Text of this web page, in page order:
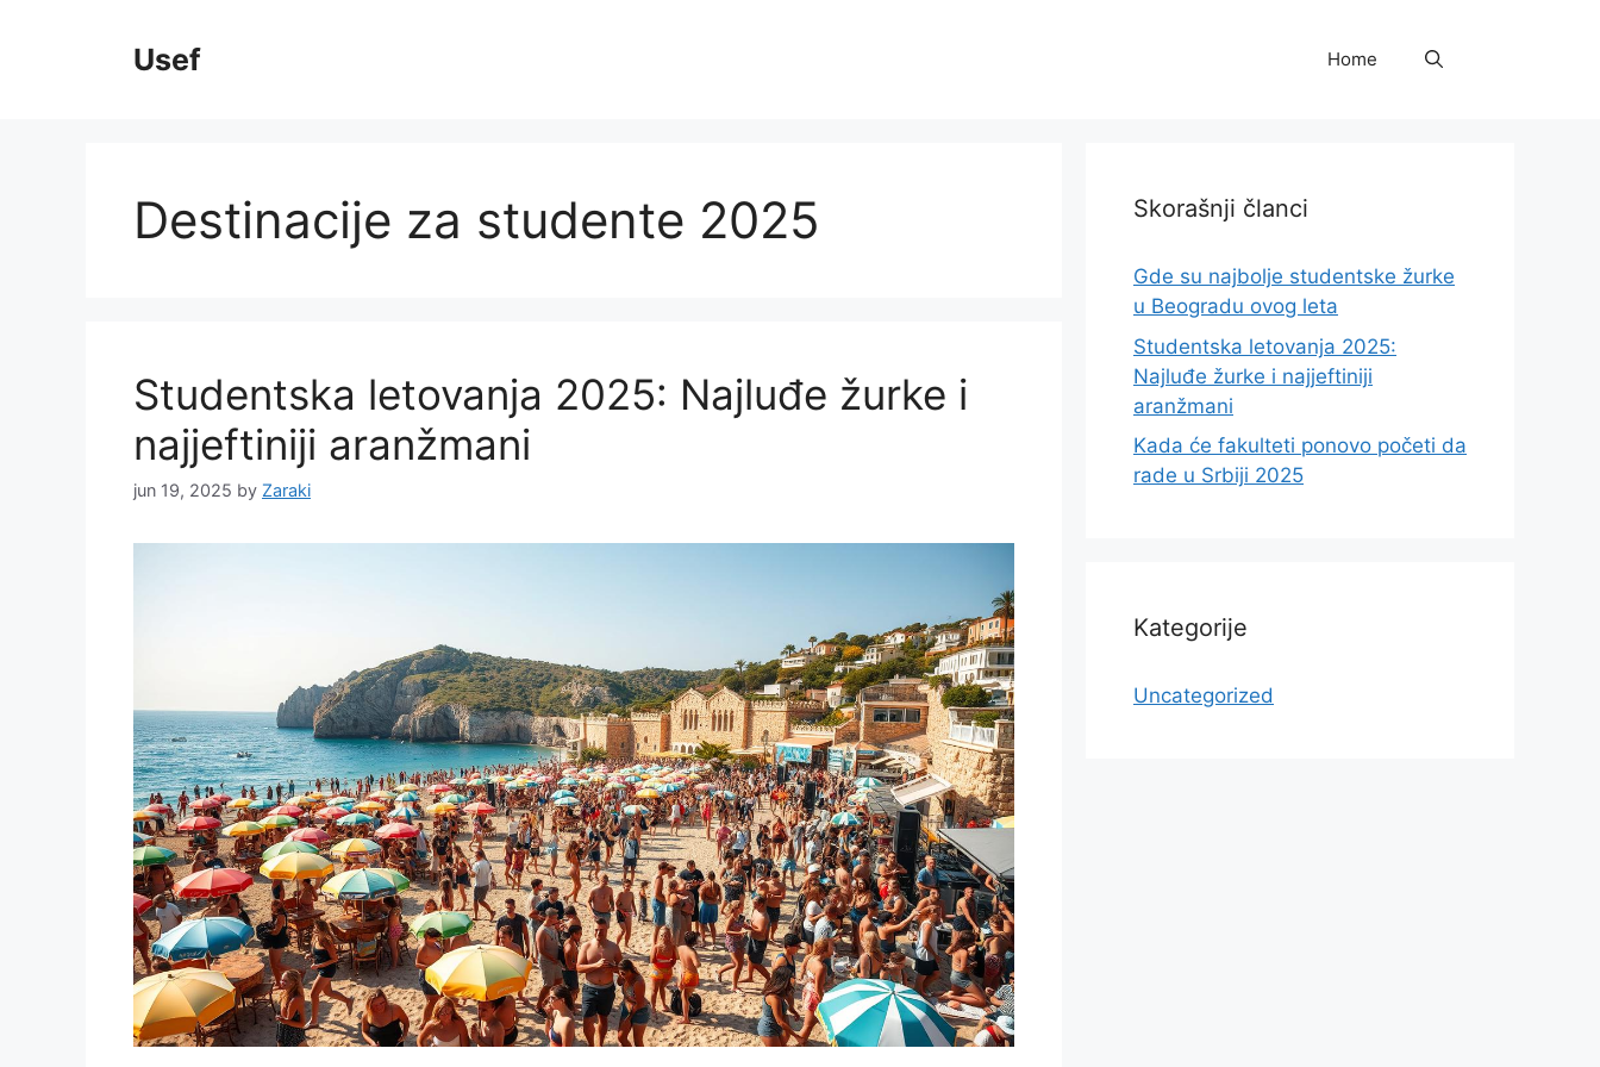
Usef Home
Destinacije za studente 2025
Studentska letovanja 2025: Najluđe žurke i
najjeftiniji aranžmani
jun 19, 2025 by Zaraki
Skorašnji članci
Gde su najbolje studentske žurke
u Beogradu ovog leta
Studentska letovanja 2025:
Najluđe žurke i najjeftiniji
aranžmani
Kada će fakulteti ponovo početi da
rade u Srbiji 2025
Kategorije
Uncategorized